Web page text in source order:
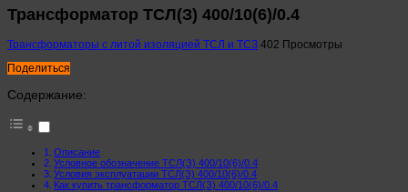
Трансформатор ТСЛ(З) 400/10(6)/0.4
Трансформаторы с литой изоляцией ТСЛ и ТСЗ 402 Просмотры
Поделиться
Содержание:
Описание
Условное обозначение ТСЛ(З) 400/10(6)/0.4
Условия эксплуатации ТСЛ(З) 400/10(6)/0.4
Как купить трансформатор ТСЛ(З) 400/10(6)/0.4